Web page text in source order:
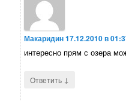
Макаридин17.12.2010 в
интересно прям с озера
Ответить ↓